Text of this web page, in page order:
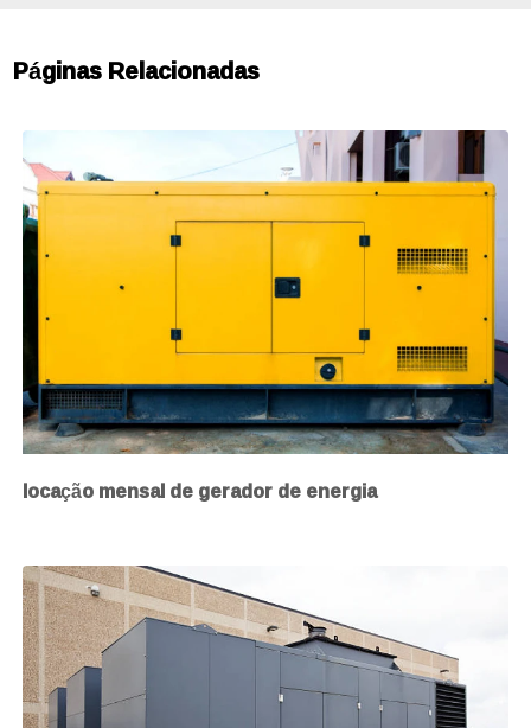
Páginas Relacionadas
locação mensal de gerador de energia